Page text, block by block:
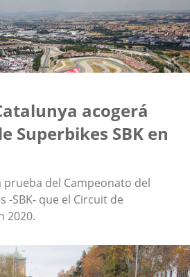
acogerá
Superbikes SBK en
prueba del Campeonato del
-SBK- que el Circuit de
2020.